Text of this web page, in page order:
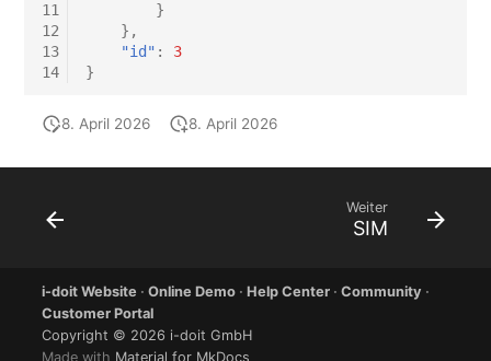
11
12
13
14
}
},
"id" :
3
}
8. April 2026 8. April 2026
Weiter
SIM
i-doit Website ·Online Demo · Help Center ·Community ·
Customer Portal
Copyright © 2026 i-doit GmbH
Made with Material for MkDocs